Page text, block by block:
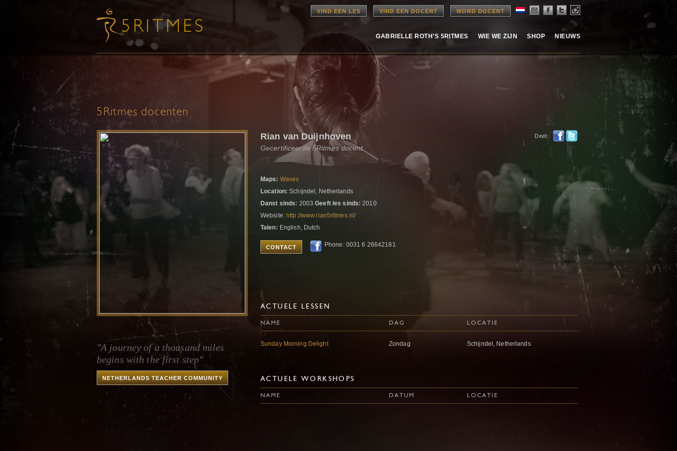
VIND EEN LES VIND EEN DOCENT WORD DOCENT
GABRIELLE ROTH’S 5RITMES WIE WE ZIJN SHOP NIEUWS
5Ritmes docenten
"A journey of a thousand miles
begins with the first step"
NETHERLANDS TEACHER COMMUNITY
Deel:
Rian van Duijnhoven
Gecertificeerde 5Ritmes docent
Maps: Waves
Location: Schijndel, Netherlands
Danst sinds: 2003Geeft les sinds: 2010
Website: http://www.rian5ritmes.nl/
Talen: English, Dutch
CONTACT Phone: 0031 6 26642181
ACTUELE LESSEN
NAME DAG LOCATIE
Sunday Morning Delight Zondag Schijndel, Netherlands
ACTUELE WORKSHOPS
NAME DATUM LOCATIE